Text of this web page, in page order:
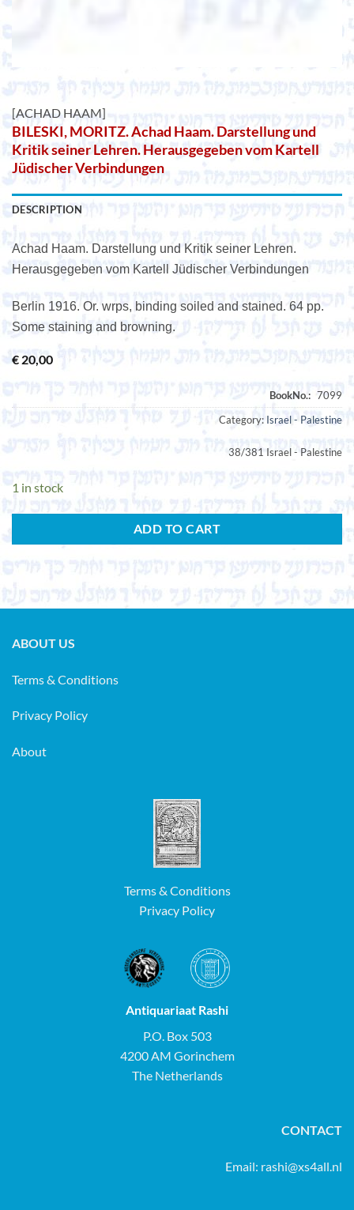
[ACHAD HAAM]
BILESKI, MORITZ. Achad Haam. Darstellung und
Kritik seiner Lehren. Herausgegeben vom Kartell
Jüdischer Verbindungen
DESCRIPTION
Achad Haam. Darstellung und Kritik seiner Lehren.
Herausgegeben vom Kartell Jüdischer Verbindungen
Berlin 1916. Or. wrps, binding soiled and stained. 64 pp.
Some staining and browning.
€ 20,00
Category: Israel - Palestine
38/381 Israel - Palestine
1 in stock
ADD TO CART
ABOUT US
Terms & Conditions
Privacy Policy
About
Terms & Conditions
Privacy Policy
Antiquariaat Rashi
P.O. Box 503
4200 AM Gorinchem
The Netherlands
CONTACT
Email: rashi@xs4all.nl